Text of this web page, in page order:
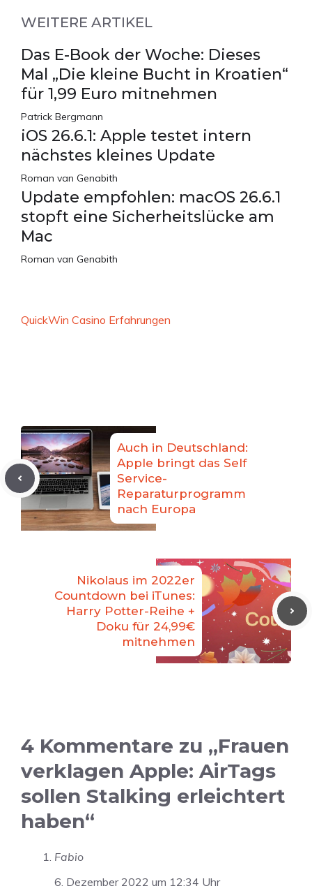
WEITERE ARTIKEL
Das E-Book der Woche: Dieses
Mal „Die kleine Bucht in Kroatien“
für 1,99 Euro mitnehmen
Patrick Bergmann
iOS 26.6.1: Apple testet intern
nächstes kleines Update
Roman van Genabith
Update empfohlen: macOS 26.6.1
stopft eine Sicherheitslücke am
Mac
Roman van Genabith
QuickWin Casino Erfahrungen
Auch in Deutschland:
Apple bringt das Self
Service-
Reparaturprogramm
nach Europa
Nikolaus im 2022er
Countdown bei iTunes:
Harry Potter-Reihe +
Doku für 24,99€
mitnehmen
4 Kommentare zu „Frauen
verklagen Apple: AirTags
sollen Stalking erleichtert
haben“
Fabio
6. Dezember 2022 um 12:34 Uhr